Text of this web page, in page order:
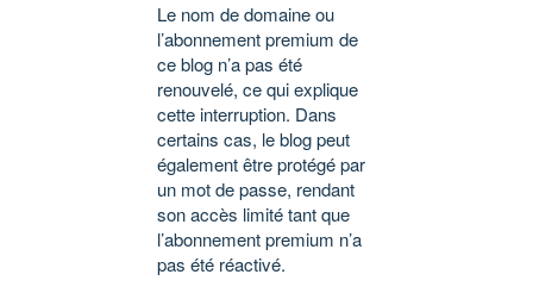
Le nom de domaine ou
l’abonnement premium de
ce blog n’a pas été
renouvelé, ce qui explique
cette interruption. Dans
certains cas, le blog peut
également être protégé par
un mot de passe, rendant
son accès limité tant que
l’abonnement premium n’a
pas été réactivé.